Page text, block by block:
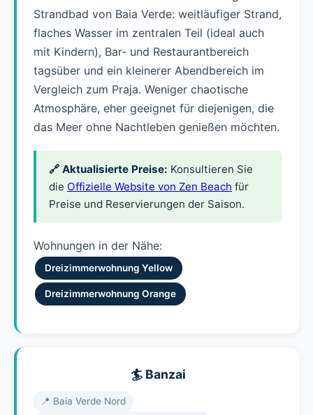
Strandbad von Baia Verde: weitläufiger Strand,
flaches Wasser im zentralen Teil (ideal auch
mit Kindern), Bar- und Restaurantbereich
tagsüber und ein kleinerer Abendbereich im
Vergleich zum Praja. Weniger chaotische
Atmosphäre, eher geeignet für diejenigen, die
das Meer ohne Nachtleben genießen möchten.
🔗 Aktualisierte Preise: Konsultieren Sie
die Offizielle Website von Zen Beach für
Preise und Reservierungen der Saison.
Wohnungen in der Nähe:
Dreizimmerwohnung Yellow
Dreizimmerwohnung Orange
🏄 Banzai
📍 Baia Verde Nord